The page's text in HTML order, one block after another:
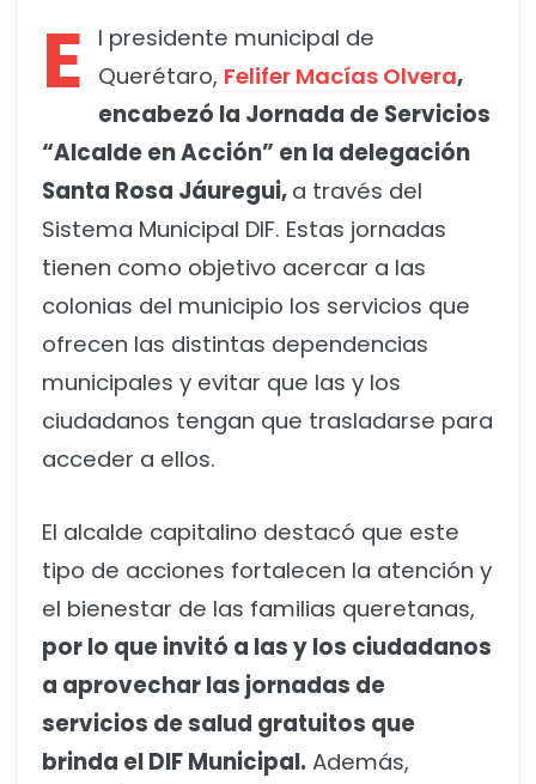
E
l presidente municipal de
Querétaro, Felifer Macías Olvera,
encabezó la Jornada de Servicios
“Alcalde en Acción” en la delegación
Santa Rosa Jáuregui, a través del
Sistema Municipal DIF. Estas jornadas
tienen como objetivo acercar a las
colonias del municipio los servicios que
ofrecen las distintas dependencias
municipales y evitar que las y los
ciudadanos tengan que trasladarse para
acceder a ellos.
El alcalde capitalino destacó que este
tipo de acciones fortalecen la atención y
el bienestar de las familias queretanas,
por lo que invitó a las y los ciudadanos
a aprovechar las jornadas de
servicios de salud gratuitos que
brinda el DIF Municipal. Además,